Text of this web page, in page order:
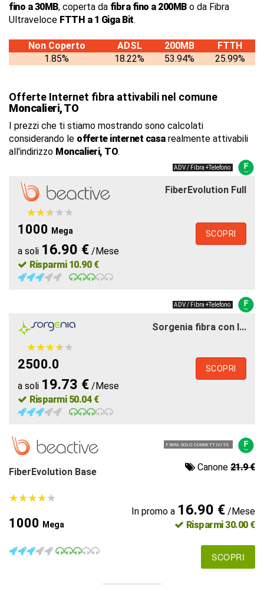
fino a 30MB, coperta da fibra fino a 200MBo da Fibra
Ultraveloce FTTH a 1 Giga Bit.
Non Coperto ADSL 200MB
FTTH
1.85%
18.22% 53.94% 25.99%
Offerte Internet fibra attivabili nel comune
Moncalieri, TO
I prezzi che ti stiamo mostrando sono calcolati
considerando le offerte internet casarealmente attivabili
all'indirizzo Moncalieri, TO.
ADV / Fibra +Telefono
FiberEvolution Full
★★★★★
★★★★★
1000 Mega
a soli 16.90 € /Mese
Risparmi 10.90 €
SCOPRI
ADV / Fibra +Telefono
Sorgenia fibra con l...
★★★★★
★★★★★
2500.0
a soli 19.73 € /Mese
Risparmi 50.04 €
SCOPRI
FIBRA SOLO CONNETTIVITÀ
FiberEvolution Base Canone 21.9 €
★★★★★
★★★★★
1000 Mega
In promo a 16.90 €/Mese
Risparmi 30.00 €
SCOPRI